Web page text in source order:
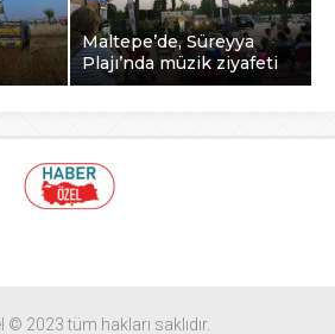
Maltepe’de, Süreyya
Plajı’nda müzik ziyafeti
© 2023 tüm hakları saklıdır.